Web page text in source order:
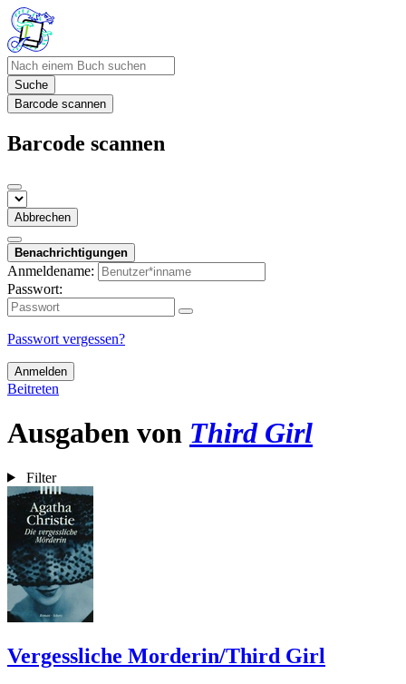
Suche
Barcode scannen
Barcode scannen
Abbrechen
Benachrichtigungen
Anmeldename:
Passwort:
Passwort vergessen?
Anmelden
Beitreten
Ausgaben von Third Girl
Filter
Vergessliche Morderin/Third Girl